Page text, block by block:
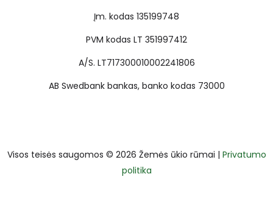
Įm. kodas 135199748
PVM kodas LT 351997412
A/S. LT717300010002241806
AB Swedbank bankas, banko kodas 73000
Visos teisės saugomos © 2026 Žemės ūkio rūmai | Privatumo
politika